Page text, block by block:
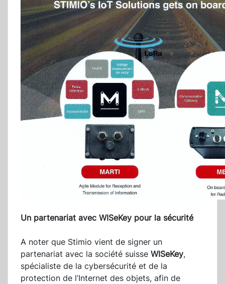
Un partenariat avec WISeKey pour la sécurité
A noter que Stimio vient de signer un
partenariat avec la société suisse WISeKey,
spécialiste de la cybersécurité et de la
protection de l’Internet des objets, afin de